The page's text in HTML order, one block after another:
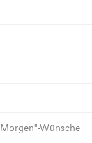
Wünsche